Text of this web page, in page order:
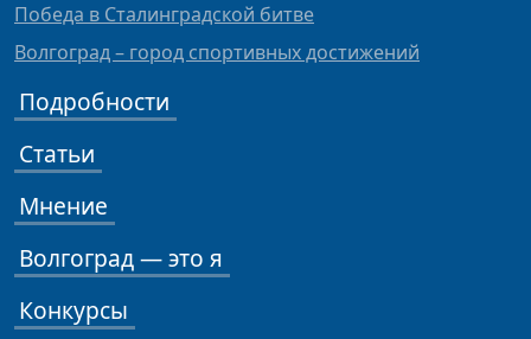
Победа в Сталинградской битве
Волгоград – город спортивных достижений
Подробности
Статьи
Мнение
Волгоград — это я
Конкурсы